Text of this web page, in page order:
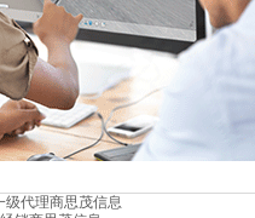
代理商思茂信息